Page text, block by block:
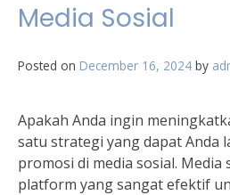
Media Sosial
Posted on December 16, 2024 by
Apakah Anda ingin
satu strategi yang dapat Anda
promosi di media sosial. Media
platform yang sangat efektif